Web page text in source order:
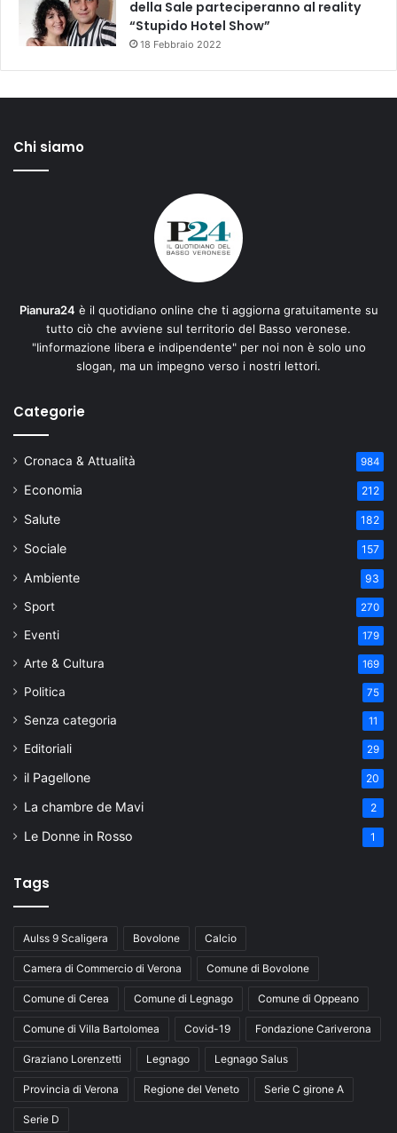
della Sale parteciperanno al reality
“Stupido Hotel Show”
18 Febbraio 2022
Chi siamo
Pianura24 è il quotidiano online che ti aggiorna gratuitamente su
tutto ciò che avviene sul territorio del Basso veronese.
"Iinformazione libera e indipendente" per noi non è solo uno
slogan, ma un impegno verso i nostri lettori.
Categorie
Cronaca & Attualità 984
Economia 212
Salute 182
Sociale 157
Ambiente 93
Sport 270
Eventi 179
Arte & Cultura 169
Politica 75
Senza categoria 11
Editoriali 29
il Pagellone 20
La chambre de Mavi 2
Le Donne in Rosso 1
Tags
Aulss 9 Scaligera Bovolone Calcio
Camera di Commercio di Verona Comune di Bovolone
Comune di Cerea Comune di Legnago Comune di Oppeano
Comune di Villa Bartolomea Covid-19 Fondazione Cariverona
Graziano Lorenzetti Legnago Legnago Salus
Provincia di Verona Regione del Veneto Serie C girone A
Serie D